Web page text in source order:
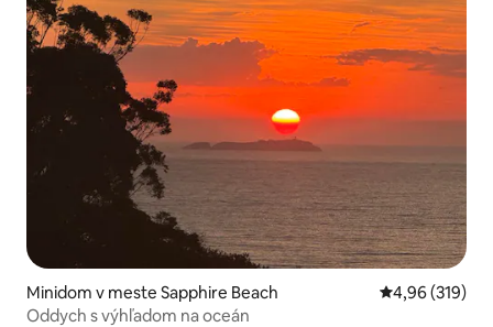
Minidom v meste Sapphire Beach Priemerné
4,96 (319)
Oddych s výhľadom na oceán